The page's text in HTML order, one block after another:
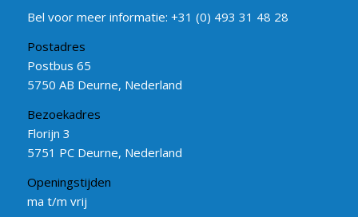
Bel voor meer informatie: +31 (0) 493 31 48 28
Postadres
Postbus 65
5750 AB Deurne, Nederland
Bezoekadres
Florijn 3
5751 PC Deurne, Nederland
Openingstijden
ma t/m vrij